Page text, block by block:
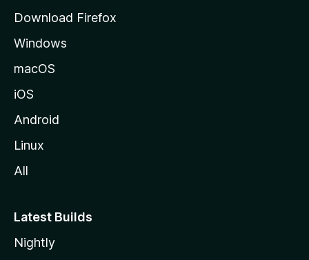
s
i
s
t
l
Download Firefox
Windows
macOS
iOS
Android
Linux
All
Latest Builds
Nightly